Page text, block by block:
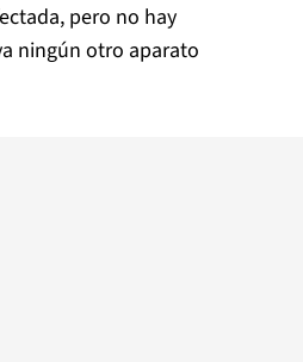
pero no hay
ningún otro aparato